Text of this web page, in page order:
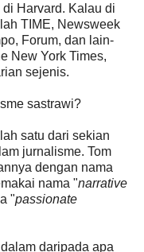
di Harvard. Kalau di
TIME, Newsweek
Forum, dan lain-
New York Times,
sejenis.
sastrawi?
satu dari sekian
jurnalisme. Tom
dengan nama
nama "narrative
"passionate
daripada apa